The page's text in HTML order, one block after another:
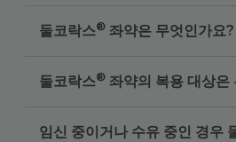
둘코락스® 좌약은 무엇인가요?
둘코락스® 좌약의 복용 대상은
임신 중이거나 수유 중인 경우